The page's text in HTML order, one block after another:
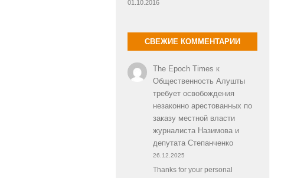
01.10.2016
СВЕЖИЕ КОММЕНТАРИИ
The Epoch Times к
Общественность Алушты
требует освобождения
незаконно арестованных по
заказу местной власти
журналиста Назимова и
депутата Степанченко
26.12.2025
Thanks for your personal